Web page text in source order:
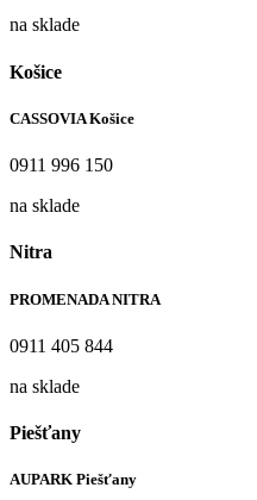
na sklade
Košice
CASSOVIA Košice
0911 996 150
na sklade
Nitra
PROMENADA NITRA
0911 405 844
na sklade
Piešťany
AUPARK Piešťany